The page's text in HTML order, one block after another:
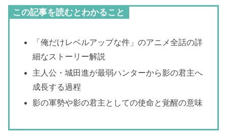
この記事を読むとわかること
「俺だけレベルアップな件」のアニメ全話の詳
細なストーリー解説
主人公・城田進が最弱ハンターから影の君主へ
成長する過程
影の軍勢や影の君主としての使命と覚醒の意味